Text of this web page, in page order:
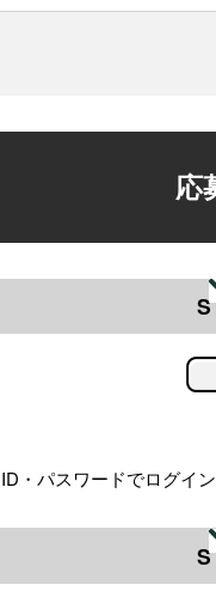
応
・パスワードでログイ